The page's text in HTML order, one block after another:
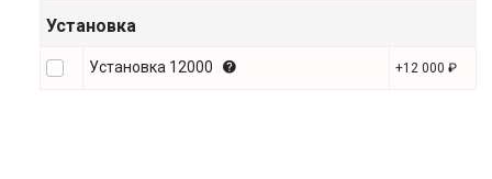
Установка
Установка 12000 +12 000 ₽